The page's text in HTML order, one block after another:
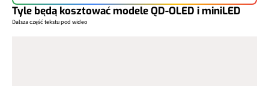
Tyle będą kosztować modele QD-OLED i miniLED
Dalsza część tekstu pod wideo